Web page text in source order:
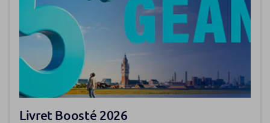
Livret Boosté 2026